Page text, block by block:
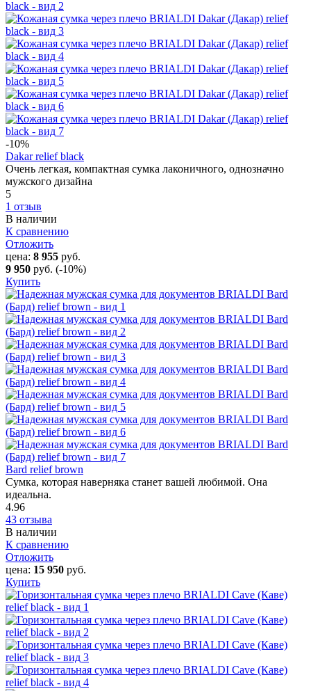
-10%
Dakar relief black
Очень легкая, компактная сумка лаконичного, однозначно
мужского дизайна
5
1 отзыв
В наличии
К сравнению
Отложить
цена: 8 955 руб.
9 950 руб. (-10%)
Купить
Bard relief brown
Сумка, которая наверняка станет вашей любимой. Она
идеальна.
4.96
43 отзыва
В наличии
К сравнению
Отложить
цена: 15 950 руб.
Купить